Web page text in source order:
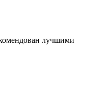
лучшими